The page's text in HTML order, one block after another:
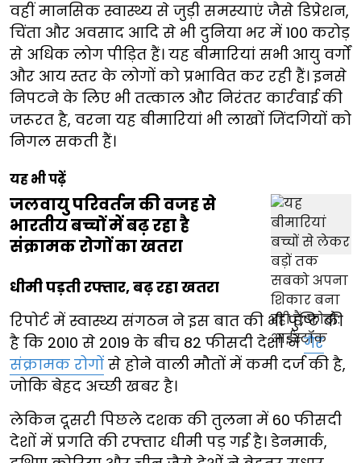
वहीं मानसिक स्वास्थ्य से जुड़ी समस्याएं जैसे डिप्रेशन,
चिंता और अवसाद आदि से भी दुनिया भर में 100 करोड़
से अधिक लोग पीड़ित हैं। यह बीमारियां सभी आयु वर्गों
और आय स्तर के लोगों को प्रभावित कर रही हैं। इनसे
निपटने के लिए भी तत्काल और निरंतर कार्रवाई की
जरूरत है, वरना यह बीमारियां भी लाखों जिंदगियों को
निगल सकती हैं।
यह भी पढ़ें
जलवायु परिवर्तन की वजह से
भारतीय बच्चों में बढ़ रहा है
संक्रामक रोगों का खतरा
धीमी पड़ती रफ्तार, बढ़ रहा खतरा
रिपोर्ट में स्वास्थ्य संगठन ने इस बात की भी पुष्टि की
है कि 2010 से 2019 के बीच 82 फीसदी देशों नेगैर
संक्रामक रोगों से होने वाली मौतों में कमी दर्ज की है,
जोकि बेहद अच्छी खबर है।
लेकिन दूसरी पिछले दशक की तुलना में 60 फीसदी
देशों में प्रगति की रफ्तार धीमी पड़ गई है। डेनमार्क,